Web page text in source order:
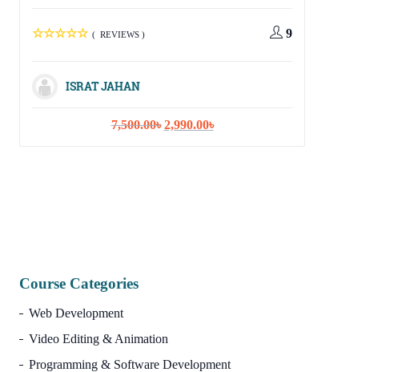
( REVIEWS ) 9
ISRAT JAHAN
7,500.00৳ Original
2,990.00৳Current
Course Categories
Web Development
Video Editing & Animation
Programming & Software Development